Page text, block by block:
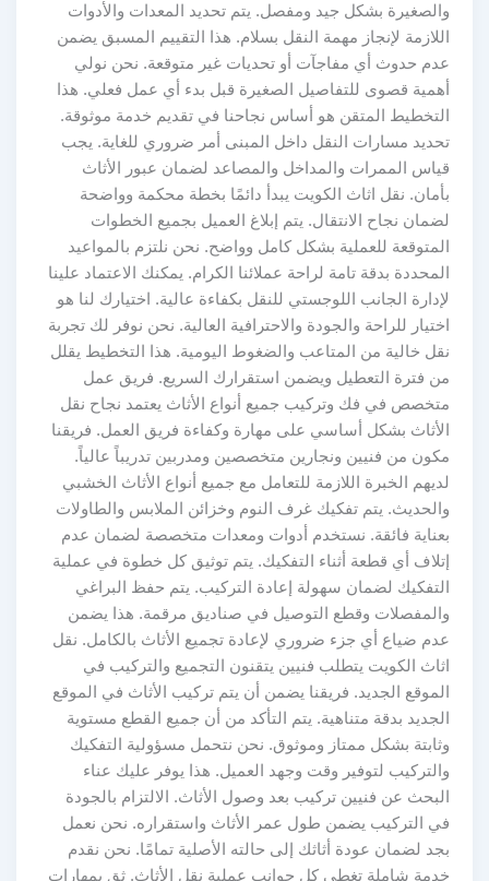
والصغيرة بشكل جيد ومفصل. يتم تحديد المعدات والأدوات
اللازمة لإنجاز مهمة النقل بسلام. هذا التقييم المسبق يضمن
عدم حدوث أي مفاجآت أو تحديات غير متوقعة. نحن نولي
أهمية قصوى للتفاصيل الصغيرة قبل بدء أي عمل فعلي. هذا
التخطيط المتقن هو أساس نجاحنا في تقديم خدمة موثوقة.
تحديد مسارات النقل داخل المبنى أمر ضروري للغاية. يجب
قياس الممرات والمداخل والمصاعد لضمان عبور الأثاث
بأمان. نقل اثاث الكويت يبدأ دائمًا بخطة محكمة وواضحة
لضمان نجاح الانتقال. يتم إبلاغ العميل بجميع الخطوات
المتوقعة للعملية بشكل كامل وواضح. نحن نلتزم بالمواعيد
المحددة بدقة تامة لراحة عملائنا الكرام. يمكنك الاعتماد علينا
لإدارة الجانب اللوجستي للنقل بكفاءة عالية. اختيارك لنا هو
اختيار للراحة والجودة والاحترافية العالية. نحن نوفر لك تجربة
نقل خالية من المتاعب والضغوط اليومية. هذا التخطيط يقلل
من فترة التعطيل ويضمن استقرارك السريع. فريق عمل
متخصص في فك وتركيب جميع أنواع الأثاث يعتمد نجاح نقل
الأثاث بشكل أساسي على مهارة وكفاءة فريق العمل. فريقنا
مكون من فنيين ونجارين متخصصين ومدربين تدريباً عالياً.
لديهم الخبرة اللازمة للتعامل مع جميع أنواع الأثاث الخشبي
والحديث. يتم تفكيك غرف النوم وخزائن الملابس والطاولات
بعناية فائقة. نستخدم أدوات ومعدات متخصصة لضمان عدم
إتلاف أي قطعة أثناء التفكيك. يتم توثيق كل خطوة في عملية
التفكيك لضمان سهولة إعادة التركيب. يتم حفظ البراغي
والمفصلات وقطع التوصيل في صناديق مرقمة. هذا يضمن
عدم ضياع أي جزء ضروري لإعادة تجميع الأثاث بالكامل. نقل
اثاث الكويت يتطلب فنيين يتقنون التجميع والتركيب في
الموقع الجديد. فريقنا يضمن أن يتم تركيب الأثاث في الموقع
الجديد بدقة متناهية. يتم التأكد من أن جميع القطع مستوية
وثابتة بشكل ممتاز وموثوق. نحن نتحمل مسؤولية التفكيك
والتركيب لتوفير وقت وجهد العميل. هذا يوفر عليك عناء
البحث عن فنيين تركيب بعد وصول الأثاث. الالتزام بالجودة
في التركيب يضمن طول عمر الأثاث واستقراره. نحن نعمل
بجد لضمان عودة أثاثك إلى حالته الأصلية تمامًا. نحن نقدم
خدمة شاملة تغطي كل جوانب عملية نقل الأثاث. ثق بمهارات